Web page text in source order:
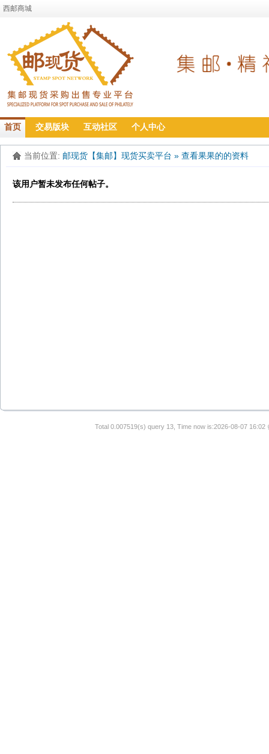
西邮商城
首页 交易版块 互动社区 个人中心
当前位置: 邮现货【集邮】现货买卖平台 » 查看果果的的资料
该用户暂未发布任何帖子。
Total 0.007519(s) query 13, Time now is:2026-08-07 16:02